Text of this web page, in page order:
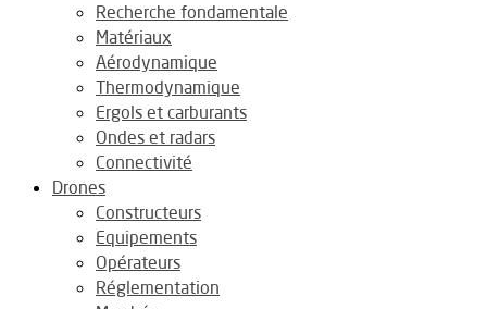
Recherche fondamentale
Matériaux
Aérodynamique
Thermodynamique
Ergols et carburants
Ondes et radars
Connectivité
Drones
Constructeurs
Equipements
Opérateurs
Réglementation